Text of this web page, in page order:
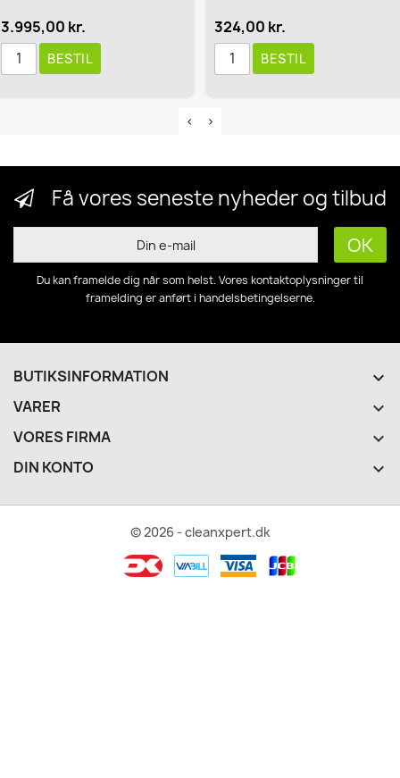
kr.
BESTIL
324,00 kr.
BESTIL
Få vores seneste nyheder og tilbud
Du kan framelde dig når som helst. Vores kontaktoplysninger til
framelding er anført i handelsbetingelserne.
BUTIKSINFORMATION keyboard_arrow_down
VARER 
VORES FIRMA 
DIN KONTO 
© 2026 - cleanxpert.dk